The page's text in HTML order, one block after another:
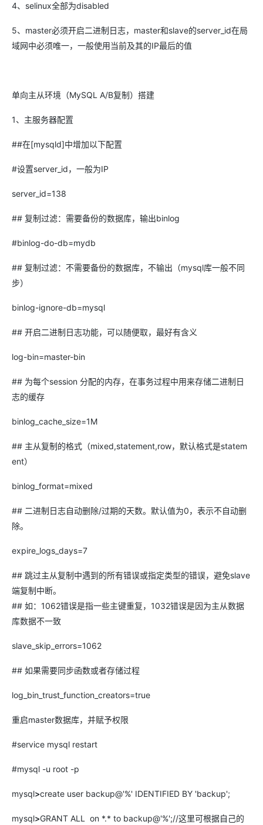
4、selinux全部为disabled
5、master必须开启二进制日志，master和slave的server_id在局
域网中必须唯一，一般使用当前及其的IP最后的值
单向主从环境（MySQL A/B复制）搭建
1、主服务器配置
##在[mysqld]中增加以下配置
#设置server_id，一般为IP
server_id=138
## 复制过滤：需要备份的数据库，输出binlog
#binlog-do-db=mydb
## 复制过滤：不需要备份的数据库，不输出（mysql库一般不同
步）
binlog-ignore-db=mysql
## 开启二进制日志功能，可以随便取，最好有含义
log-bin=master-bin
## 为每个session 分配的内存，在事务过程中用来存储二进制日
志的缓存
binlog_cache_size=1M
## 主从复制的格式（mixed,statement,row，默认格式是statem
ent）
binlog_format=mixed
## 二进制日志自动删除/过期的天数。默认值为0，表示不自动删
除。
expire_logs_days=7
## 跳过主从复制中遇到的所有错误或指定类型的错误，避免slave
端复制中断。
## 如：1062错误是指一些主键重复，1032错误是因为主从数据
库数据不一致
slave_skip_errors=1062
## 如果需要同步函数或者存储过程
log_bin_trust_function_creators=true
重启master数据库，并赋予权限
#service mysql restart
#mysql -u root -p
mysql>create user backup@'%' IDENTIFIED BY 'backup';
mysql>GRANT ALL on *.* to backup@'%';//这里可根据自己的